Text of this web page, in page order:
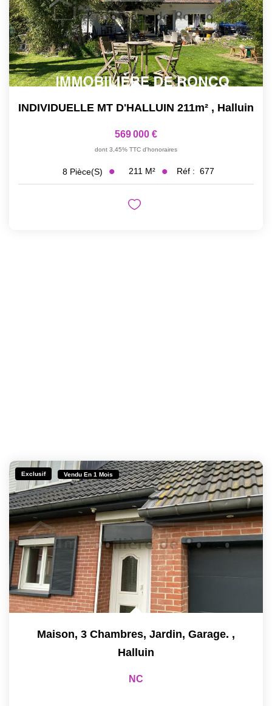
INDIVIDUELLE MT D'HALLUIN 211m² , Halluin
569 000 €
dont 3,45% TTC d'honoraires
8 Pièce(s) 211 M² Réf : 677
Exclusif Vendu En 1 Mois
Maison, 3 Chambres, Jardin, Garage. ,
Halluin
NC